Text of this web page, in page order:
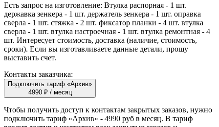
Есть запрос на изготовление: Втулка распорная - 1 шт.
державка зенкера - 1 шт. держатель зенкера - 1 шт. оправка
сверла - 1 шт. стяжка - 2 шт. фиксатор планки - 4 шт. втулка
сверла - 1 шт. втулка настроечная - 1 шт. втулка ремонтная - 4
шт. Интересует стоимость, доставка (наличие, стоимость,
сроки). Если вы изготавливаете данные детали, прошу
выставить счет.
Контакты заказчика:
Подключить тариф «Архив»
4990 ₽ / месяц
Чтобы получить доступ к контактам закрытых заказов, нужно
подключить тариф «Архив» - 4990 руб в месяц. В тариф